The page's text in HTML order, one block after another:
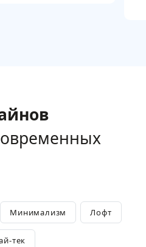
Минимализм Лофт
тек